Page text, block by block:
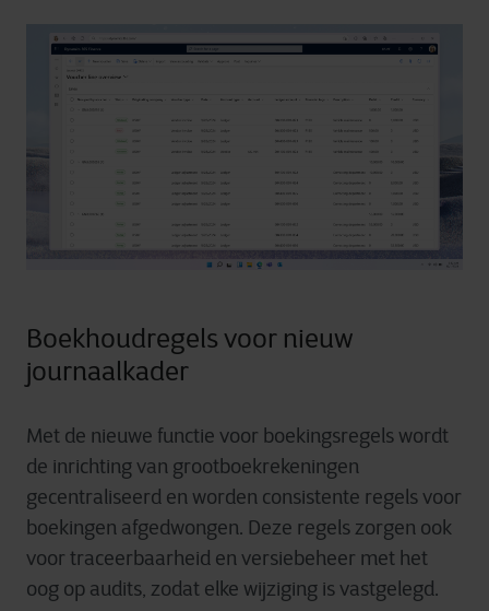
Boekhoudregels voor nieuw
journaalkader
Met de nieuwe functie voor boekingsregels wordt
de inrichting van grootboekrekeningen
gecentraliseerd en worden consistente regels voor
boekingen afgedwongen. Deze regels zorgen ook
voor traceerbaarheid en versiebeheer met het
oog op audits, zodat elke wijziging is vastgelegd.